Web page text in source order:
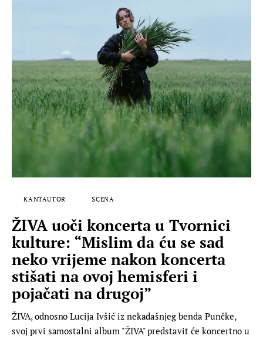
KANTAUTOR SCENA
ŽIVA uoči koncerta u Tvornici
kulture: “Mislim da ću se sad
neko vrijeme nakon koncerta
stišati na ovoj hemisferi i
pojačati na drugoj”
ŽIVA, odnosno Lucija Ivšić iz nekadašnjeg benda Punčke,
svoj prvi samostalni album "ŽIVA" predstavit će koncertno u